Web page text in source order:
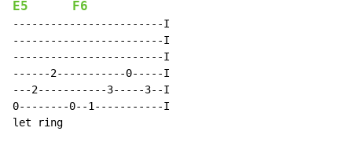
E5 F6
------------------------I
------------------------I
------------------------I
------2-----------0-----I
---2-----------3-----3--I
0--------0--1-----------I
let ring